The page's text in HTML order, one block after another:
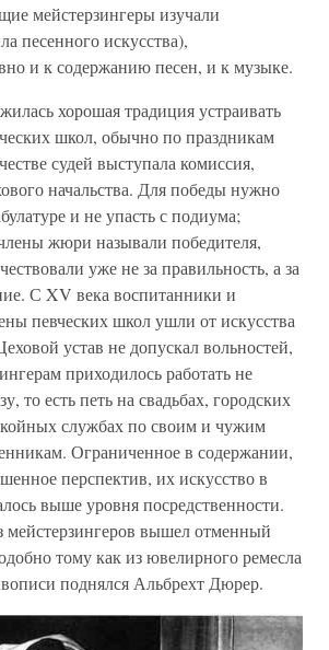
мейстерзингеры изучали
песенного искусства),
и к содержанию песен, и к музыке.
хорошая традиция устраивать
школ, обычно по праздникам
судей выступала комиссия,
начальства. Для победы нужно
и не упасть с подиума;
жюри называли победителя,
уже не за правильность, а за
С XV века воспитанники и
певческих школ ушли от искусства
устав не допускал вольностей,
приходилось работать не
то есть петь на свадьбах, городских
службах по своим и чужим
Ограниченное в содержании,
перспектив, их искусство в
выше уровня посредственности.
вышел отменный
тому как из ювелирного ремесла
поднялся Альбрехт Дюрер.